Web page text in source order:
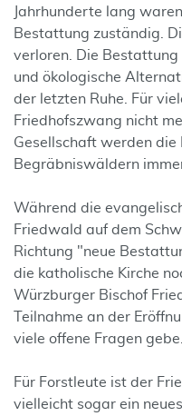
Jahrhunderte lang
Bestattung zuständig.
verloren. Die
und ökologische
der letzten Ruhe. Für
Friedhofszwang nicht
Gesellschaft werden die
Begräbniswäldern
Während die
Friedwald auf dem
Richtung "neue
die katholische Kirche
Würzburger Bischof
Teilnahme an der
viele offene Fragen gebe.
Für Forstleute ist der
vielleicht sogar ein